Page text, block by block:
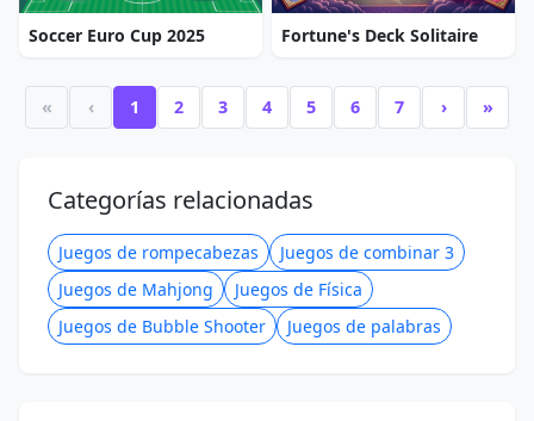
Soccer Euro Cup 2025 Fortune's Deck Solitaire
« ‹ 1 2 3 4 5 6 7 › »
Categorías relacionadas
Juegos de rompecabezas
Juegos de combinar 3
Juegos de Mahjong
Juegos de Física
Juegos de Bubble Shooter
Juegos de palabras